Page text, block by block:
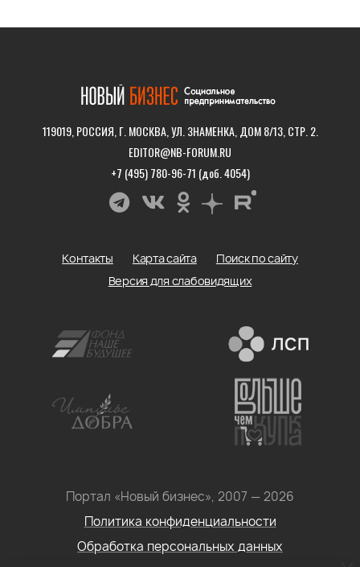
119019, РОССИЯ, Г. МОСКВА, УЛ. ЗНАМЕНКА, ДОМ 8/13, СТР. 2.
EDITOR@NB-FORUM.RU
+7 (495) 780-96-71 (доб. 4054)
Портал «Новый бизнес», 2007 — 2026
Политика конфиденциальности
Обработка персональных данных
Контакты Карта сайта
Поиск по сайту
Версия для слабовидящих